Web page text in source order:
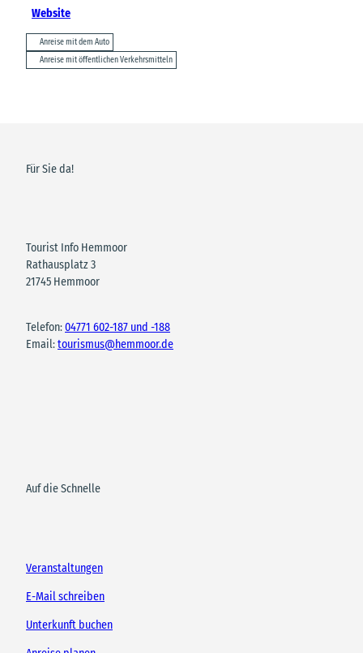
Website
Anreise mit dem Auto
Anreise mit öffentlichen Verkehrsmitteln
Für Sie da!
Tourist Info Hemmoor
Rathausplatz 3
21745 Hemmoor
Telefon:04771 602-187 und -188
Email:tourismus@hemmoor.de
Auf die Schnelle
Veranstaltungen
E-Mail schreiben
Unterkunft buchen